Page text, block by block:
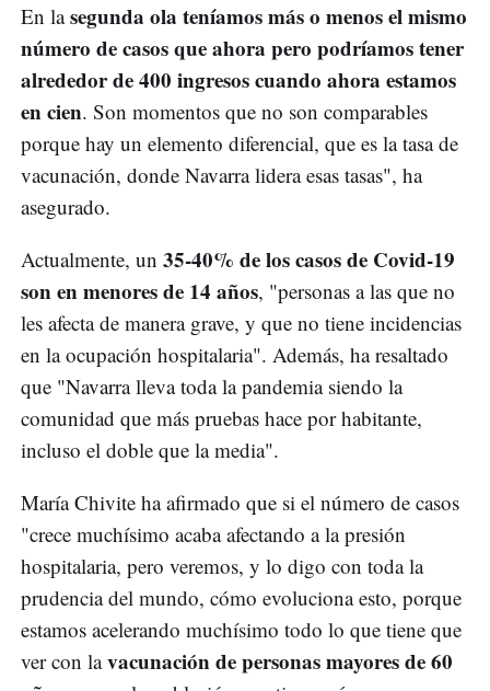
En lasegunda ola teníamos más o menos el mismo
número de casos que ahora pero podríamos tener
alrededor de 400 ingresos cuando ahora estamos
en cien. Son momentos que no son comparables
porque hay un elemento diferencial, que es la tasa de
vacunación, donde Navarra lidera esas tasas", ha
asegurado.
Actualmente, un 35-40% de los casos de Covid-19
son en menores de 14 años, "personas a las que no
les afecta de manera grave, y que no tiene incidencias
en la ocupación hospitalaria". Además, ha resaltado
que "Navarra lleva toda la pandemia siendo la
comunidad que más pruebas hace por habitante,
incluso el doble que la media".
María Chivite ha afirmado que si el número de casos
"crece muchísimo acaba afectando a la presión
hospitalaria, pero veremos, y lo digo con toda la
prudencia del mundo, cómo evoluciona esto, porque
estamos acelerando muchísimo todo lo que tiene que
ver con lavacunación de personas mayores de 60